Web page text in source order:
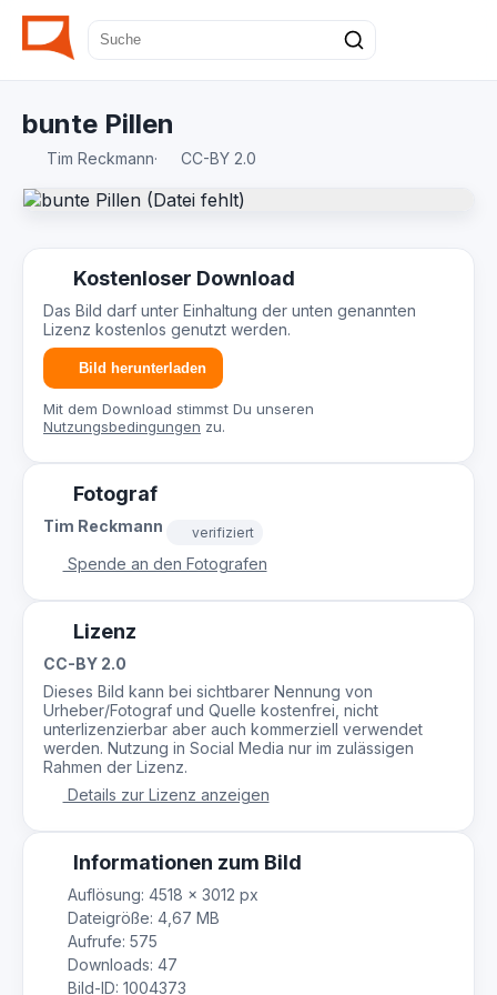
bunte Pillen
Tim Reckmann· CC-BY 2.0
Kostenloser Download
Das Bild darf unter Einhaltung der unten genannten
Lizenz kostenlos genutzt werden.
Bild herunterladen
Mit dem Download stimmst Du unseren
Nutzungsbedingungen zu.
Fotograf
Tim Reckmann verifiziert
Spende an den Fotografen
Lizenz
CC-BY 2.0
Dieses Bild kann bei sichtbarer Nennung von
Urheber/Fotograf und Quelle kostenfrei, nicht
unterlizenzierbar aber auch kommerziell verwendet
werden. Nutzung in Social Media nur im zulässigen
Rahmen der Lizenz.
Details zur Lizenz anzeigen
Informationen zum Bild
Auflösung: 4518 × 3012 px
Dateigröße: 4,67 MB
Aufrufe: 575
Downloads: 47
Bild-ID: 1004373